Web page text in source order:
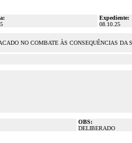
Expediente:
08.10.25
NO COMBATE ÀS CONSEQUÊNCIAS DA
OBS:
DELIBERADO